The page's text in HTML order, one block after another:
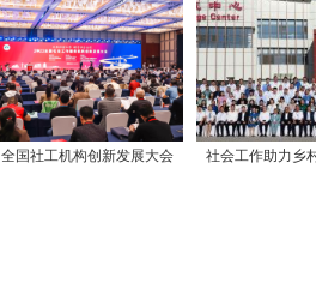
全国社工机构创新发展大会 社会工作助力乡